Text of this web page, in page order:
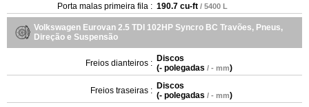
Porta malas primeira fila : 190.7 cu-ft / 5400 L
Volkswagen Eurovan 2.5 TDI 102HP Syncro BC Travões, Pneus,
Direção e Suspensão
Freios dianteiros : Discos
(- polegadas / - mm)
Freios traseiras : Discos
(- polegadas / - mm)